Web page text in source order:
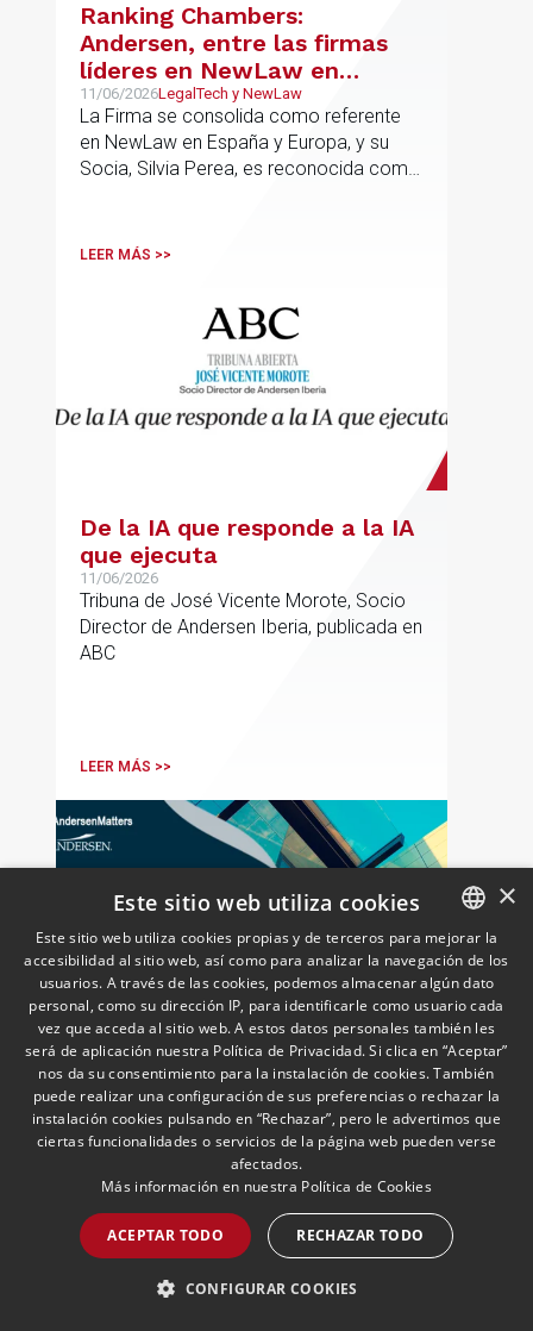
Ranking Chambers:
Andersen, entre las firmas
líderes en NewLaw en
España y Europa
11/06/2026LegalTech y NewLaw
La Firma se consolida como referente
en NewLaw en España y Europa, y su
Socia, Silvia Perea, es reconocida como
LEER MÁS >>
De la IA que responde a la IA
que ejecuta
11/06/2026
Tribuna de José Vicente Morote, Socio
Director de Andersen Iberia, publicada en
ABC
LEER MÁS >>
Andersen asesora a Ontime
en la adquisición de la
actividad logística y de
transporte de Campillo
Palmera
09/06/2026Corporate and M&A
Javier Gómez Domínguez, Socio de
Corporate/M&A ha liderado el
asesoramiento junto a Miguel Pérez,
Asociado Senior del mismo
departamento.
LEER MÁS >>
SPANISH
ENGLISH
PORTUGUESE
×
Este sitio web utiliza cookies
Este sitio web utiliza cookies propias y de terceros para mejorar la
accesibilidad al sitio web, así como para analizar la navegación de los
usuarios. A través de las cookies, podemos almacenar algún dato
personal, como su dirección IP, para identificarle como usuario cada
vez que acceda al sitio web. A estos datos personales también les
será de aplicación nuestra Política de Privacidad. Si clica en “Aceptar”
nos da su consentimiento para la instalación de cookies. También
puede realizar una configuración de sus preferencias o rechazar la
instalación cookies pulsando en “Rechazar”, pero le advertimos que
ciertas funcionalidades o servicios de la página web pueden verse
afectados.
Más información en nuestra Política de Cookies
ACEPTAR TODO RECHAZAR TODO
CONFIGURAR COOKIES